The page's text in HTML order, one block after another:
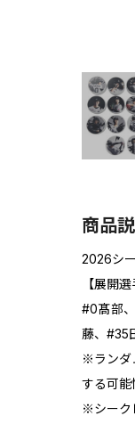
商品
2026シ
【展開
#0髙部
藤、#35
※ランダ
する可能
※シーク